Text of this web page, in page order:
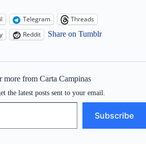
Telegram
Threads
Reddit Share on Tumblr
more from Carta Campinas
the latest posts sent to your email.
Subscribe